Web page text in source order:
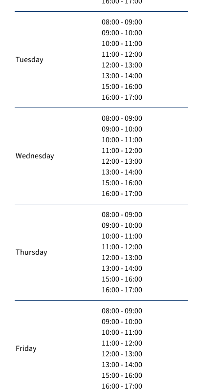
Tuesday
08:00 - 09:00
09:00 - 10:00
10:00 - 11:00
11:00 - 12:00
12:00 - 13:00
13:00 - 14:00
15:00 - 16:00
16:00 - 17:00
Wednesday
08:00 - 09:00
09:00 - 10:00
10:00 - 11:00
11:00 - 12:00
12:00 - 13:00
13:00 - 14:00
15:00 - 16:00
16:00 - 17:00
Thursday
08:00 - 09:00
09:00 - 10:00
10:00 - 11:00
11:00 - 12:00
12:00 - 13:00
13:00 - 14:00
15:00 - 16:00
16:00 - 17:00
Friday
08:00 - 09:00
09:00 - 10:00
10:00 - 11:00
11:00 - 12:00
12:00 - 13:00
13:00 - 14:00
15:00 - 16:00
16:00 - 17:00